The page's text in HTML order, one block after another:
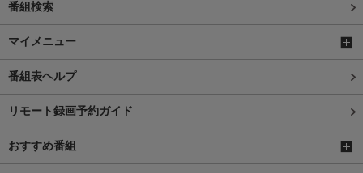
番組検索
マイメニュー
番組表ヘルプ
リモート録画予約ガイド
おすすめ番組